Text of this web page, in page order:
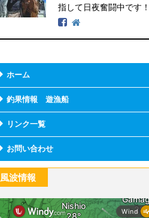
指して日夜奮闘中です！
ホーム
釣果情報 遊漁船
リンク一覧
お問い合わせ
風波情報